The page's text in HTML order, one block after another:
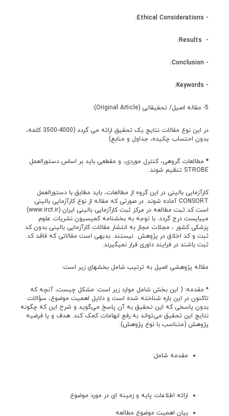
-
Ethical Considerations:
-
:
- Conclusion
:
- Keywords
:
5- مقاله اصیل/ تحقیقاتی (Original Article):
در این نوع مقالات نتايج يک تحقيق ارائه می گردد (4000-3500 کلمه،
بدون احتساب چکیده، جداول و منابع)
* مطالعات گروهی، کنترل موردی، و مقطعی باید بر اساس دستورالعمل
STROBE تنظیم شوند.
کارآزمایی بالینی در این گروه از مطالعات، باید مطابق با دستورالعمل
CONSORT آماده شوند. در صورتی که مقاله از نوع کارآزمایی بالینی
است کد ثبت مطالعه در مرکز ثبت کارآزمایی بالینی ایران (www.irct.ir)
می­بایست درج گردد. با توجه به بخشنامه کمیسیون نشریات علوم
پزشکی کشور ، مجلات مجاز به انتشار مقالات کارآزمایی بالینی بدون کد
ثبت و کد اخلاق در پژوهش نیستند. بدیهی است مقالاتی که فاقد کد
ثبت باشند در فرایند داوری قرار نمی­گیرند.
مقاله پژوهشی اصیل به ترتیب شامل بخش­های زير است:
* مقدمه: ( این بخش شامل موارد زیر است: مشکل چیست، آنچه که
تاکنون در این باره شناخته شده است و دلایل اهمیت موضوع، سؤالات
بدون پاسخی که اين تحقيق به آن‌ پاسخ می‌گويد و شرح اين که چگونه
نتايج اين تحقيق می‌تواند به رفع ابهامات کمک کند. هدف و یا فرضیه
پژوهش (متناسب با نوع پژوهش).
مقدمه شامل:
ارائه اطلاعات پایه و زمينه ای در مورد موضوع
بیان اهمیت موضوع مطالعه